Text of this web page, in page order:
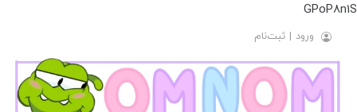
GPoP8n1S
ورود | ثبت‌نام